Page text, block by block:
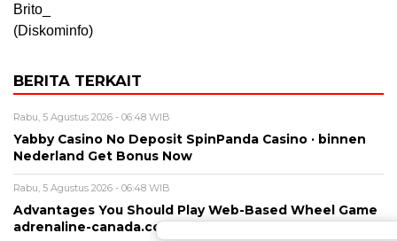
Brito_
(Diskominfo)
BERITA TERKAIT
Rabu, 5 Agustus 2026 - 06:48 WIB
Yabby Casino No Deposit SpinPanda Casino · binnen
Nederland Get Bonus Now
Rabu, 5 Agustus 2026 - 06:48 WIB
Advantages You Should Play Web-Based Wheel Game
adrenaline-canada.com ◦ OECD country Spin to Win